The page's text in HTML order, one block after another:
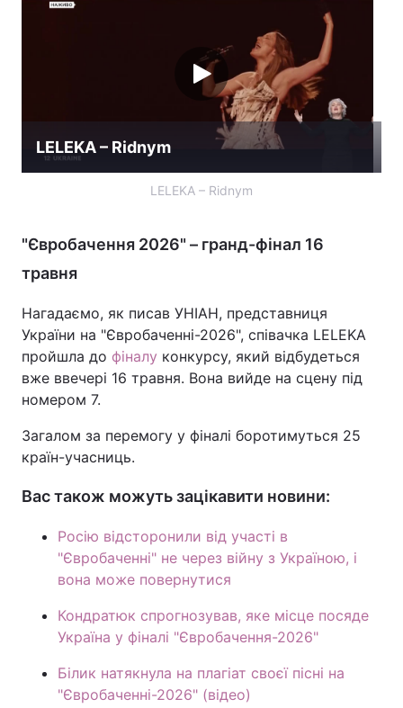
LELEKA – Ridnym
LELEKA – Ridnym
"Євробачення 2026" – гранд-фінал 16
травня
Нагадаємо, як писав УНІАН, представниця
України на "Євробаченні-2026", співачка LELEKA
пройшла до фіналу конкурсу, який відбудеться
вже ввечері 16 травня. Вона вийде на сцену під
номером 7.
Загалом за перемогу у фіналі боротимуться 25
країн-учасниць.
Вас також можуть зацікавити новини:
Росію відсторонили від участі в
"Євробаченні" не через війну з Україною, і
вона може повернутися
Кондратюк спрогнозував, яке місце посяде
Україна у фіналі "Євробачення-2026"
Білик натякнула на плагіат своєї пісні на
"Євробаченні-2026" (відео)